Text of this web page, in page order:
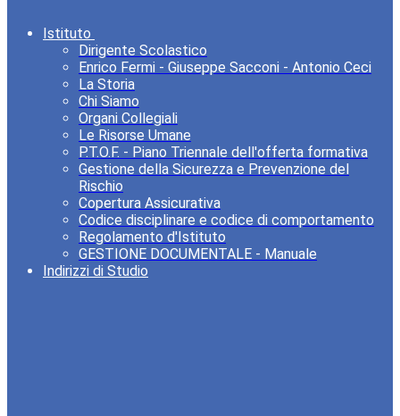
Istituto
Dirigente Scolastico
Enrico Fermi - Giuseppe Sacconi - Antonio Ceci
La Storia
Chi Siamo
Organi Collegiali
Le Risorse Umane
P.T.O.F. - Piano Triennale dell'offerta formativa
Gestione della Sicurezza e Prevenzione del
Rischio
Copertura Assicurativa
Codice disciplinare e codice di comportamento
Regolamento d'Istituto
GESTIONE DOCUMENTALE - Manuale
Indirizzi di Studio